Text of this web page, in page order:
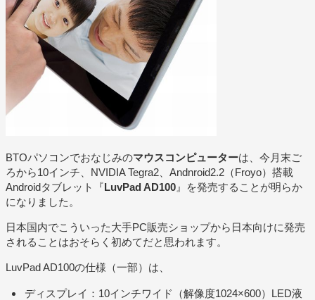
BTOパソコンでおなじみのマウスコンピューターは、今月末ご
ろから10インチ、NVIDIA Tegra2、Andnroid2.2（Froyo）搭載
Androidタブレット『LuvPad AD100 』を発売することが明らか
になりました。
日本国内でこういった大手PC販売ショップから日本向けに発売
されることはおそらく初めてだと思われます。
LuvPad AD100の仕様（一部）は、
ディスプレイ：10インチワイド（解像度1024×600）LED液